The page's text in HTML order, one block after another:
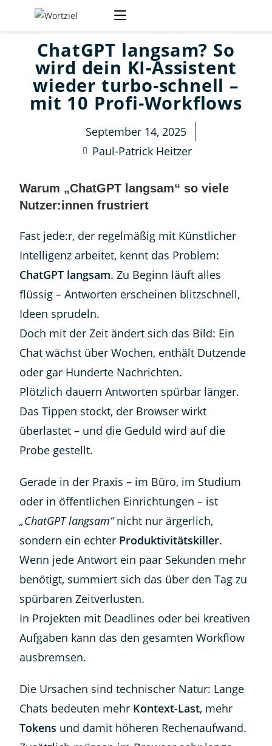
ChatGPT langsam? So
wird dein KI-Assistent
wieder turbo-schnell –
mit 10 Profi-Workflows
September 14, 2025
Paul-Patrick Heitzer
Warum „ChatGPT langsam“ so viele
Nutzer:innen frustriert
Fast jede:r, der regelmäßig mit Künstlicher
Intelligenz arbeitet, kennt das Problem:
ChatGPT langsam. Zu Beginn läuft alles
flüssig – Antworten erscheinen blitzschnell,
Ideen sprudeln.
Doch mit der Zeit ändert sich das Bild: Ein
Chat wächst über Wochen, enthält Dutzende
oder gar Hunderte Nachrichten.
Plötzlich dauern Antworten spürbar länger.
Das Tippen stockt, der Browser wirkt
überlastet – und die Geduld wird auf die
Probe gestellt.
Gerade in der Praxis – im Büro, im Studium
oder in öffentlichen Einrichtungen – ist
„ChatGPT langsam“nicht nur ärgerlich,
sondern ein echter Produktivitätskiller.
Wenn jede Antwort ein paar Sekunden mehr
benötigt, summiert sich das über den Tag zu
spürbaren Zeitverlusten.
In Projekten mit Deadlines oder bei kreativen
Aufgaben kann das den gesamten Workflow
ausbremsen.
Die Ursachen sind technischer Natur: Lange
Chats bedeuten mehr Kontext-Last, mehr
Tokens und damit höheren Rechenaufwand.